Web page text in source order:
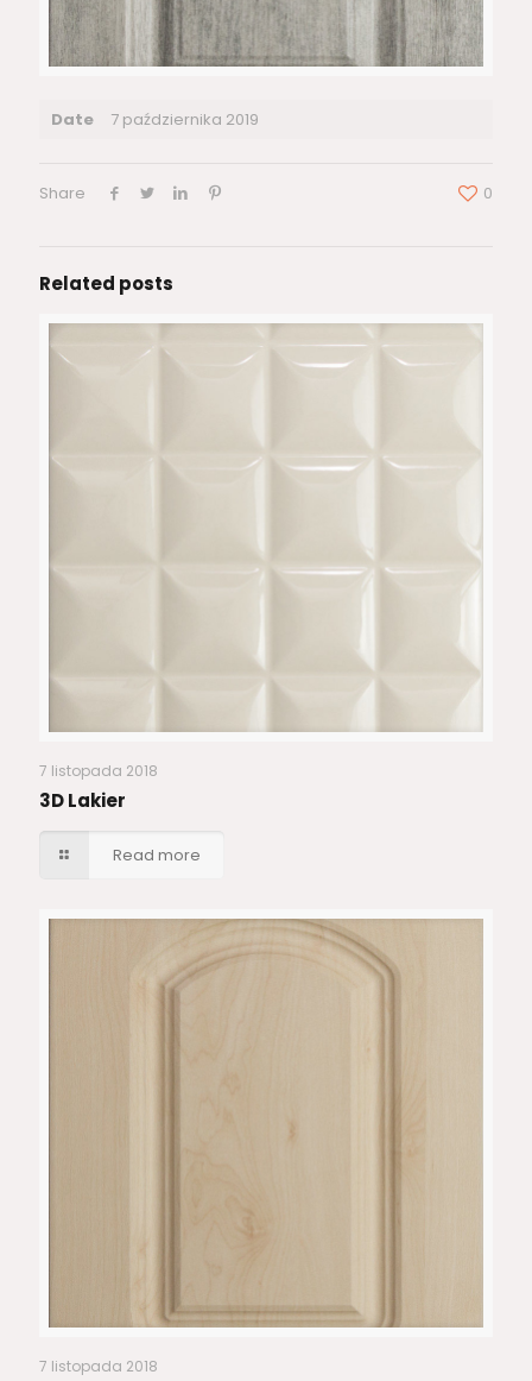
Date 7 października 2019
Share 0
Related posts
7 listopada 2018
3D Lakier
Read more
7 listopada 2018